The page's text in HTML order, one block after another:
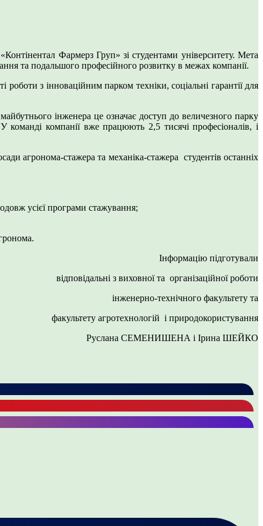
Фармерз Груп» зі студентами університету. Мета
та подальшого професійного розвитку в межах компанії.
з інноваційним парком техніки, соціальні гарантії для
інженера це означає доступ до величезного парку
команді компанії вже працюють 2,5 тисячі професіоналів, і
стажера та механіка-стажера студентів останніх
усієї програми стажування;
Інформацію підготували
відповідальні з виховної та організаційної роботи
інженерно-технічного факультету та
факультету агротехнологій і природокористування
Руслана СЕМЕНИШЕНА і Ірина ШЕЙКО